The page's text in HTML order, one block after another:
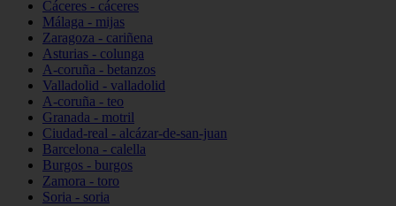
Cáceres - cáceres
Málaga - mijas
Zaragoza - cariñena
Asturias - colunga
A-coruña - betanzos
Valladolid - valladolid
A-coruña - teo
Granada - motril
Ciudad-real - alcázar-de-san-juan
Barcelona - calella
Burgos - burgos
Zamora - toro
Soria - soria